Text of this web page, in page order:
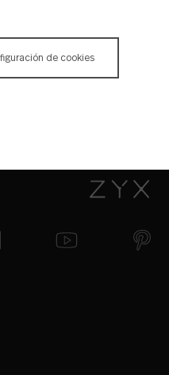
de cookies